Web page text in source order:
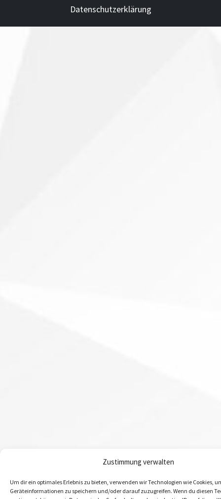
Zustimmung verwalten
Um dir ein optimales Erlebnis zu bieten, verwenden wir Technologien wie Cookies,
Geräteinformationen zu speichern und/oder darauf zuzugreifen. Wenn du diesen
Datenschutzerklärung